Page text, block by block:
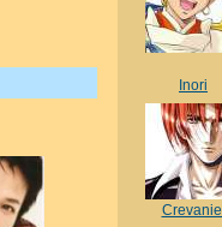
Inori
Crevaniel